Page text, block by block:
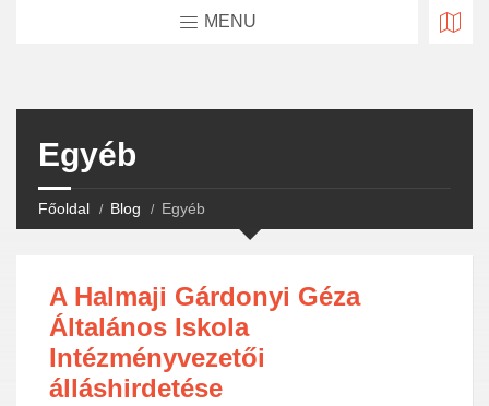
MENU
Egyéb
Főoldal Blog Egyéb
A Halmaji Gárdonyi Géza
Általános Iskola
Intézményvezetői
álláshirdetése